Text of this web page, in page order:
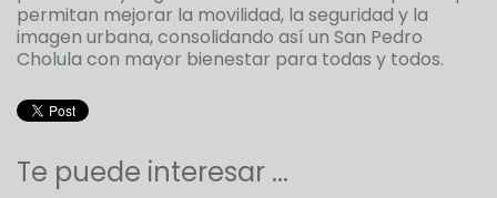
permitan mejorar la movilidad, la seguridad y la
imagen urbana, consolidando así un San Pedro
Cholula con mayor bienestar para todas y todos.
Te puede interesar ...